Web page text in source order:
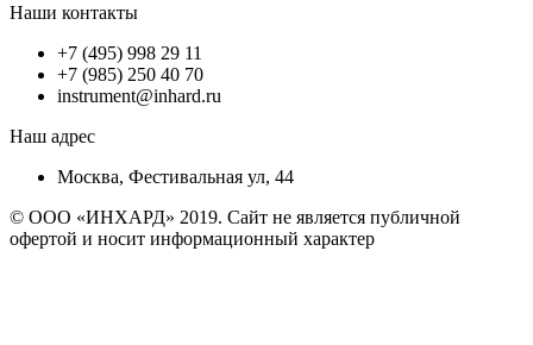
Наши контакты
+7 (495) 998 29 11
+7 (985) 250 40 70
instrument@inhard.ru
Наш адрес
Москва, Фестивальная ул, 44
© ООО «ИНХАРД» 2019. Сайт не является публичной
офертой и носит информационный характер